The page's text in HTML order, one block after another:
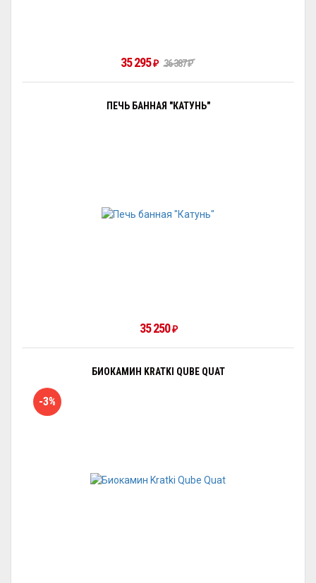
35 295₽ 36 387₽
ПЕЧЬ БАННАЯ "КАТУНЬ"
35 250₽
БИОКАМИН KRATKI QUBE QUAT
-3%